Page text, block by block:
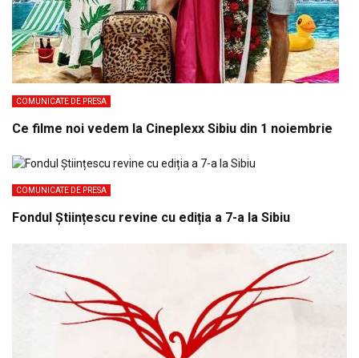
COMUNICATE DE PRESA
Ce filme noi vedem la Cineplexx Sibiu din 1 noiembrie
COMUNICATE DE PRESA
Fondul Științescu revine cu ediția a 7-a la Sibiu